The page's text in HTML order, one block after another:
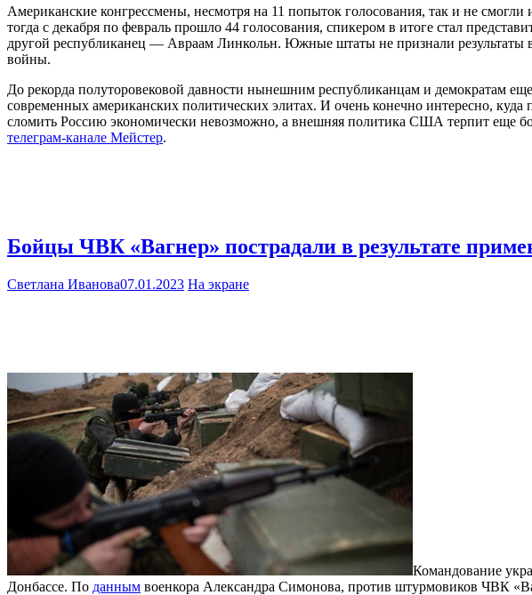
Американские конгрессмены, несмотря на 11 попыток голосования, так и не
тогда с декабря по февраль прошло 44 голосования, спикером в итоге стал
другой республиканец — Авраам Линкольн. Южные штаты не признали результаты
войны.
До рекорда полуторовековой давности нынешним республиканцам и демократам
современных американских политических элитах. И очень конечно интересно,
сломить Россию экономически невозможно, а внешняя политика США терпит еще
телеграм-канале Мейстер.
Бойцы ЧВК «Вагнер» пострадали в результате
Светлана Иванова07.01.2023 На экране
Командование
Донбассе. По данным военкора Александра Симонова, против штурмовиков ЧВК